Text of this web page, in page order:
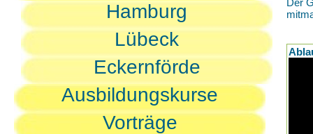
Hamburg
Lübeck
Eckernförde
Ausbildungskurse
Vorträge
Der